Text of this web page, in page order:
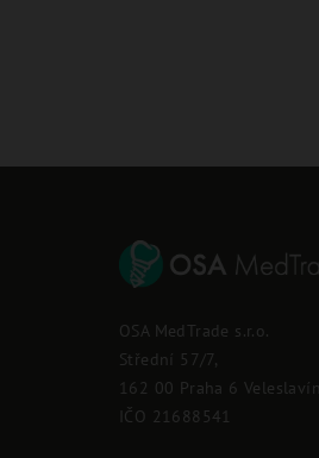
OSA MedTrade s.r.o.
Střední 57/7,
162 00 Praha 6 Veleslavín
IČO 21688541